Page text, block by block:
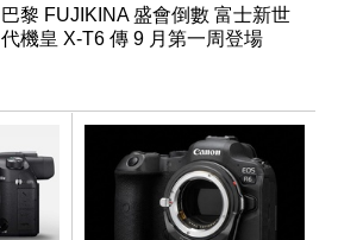
巴黎 FUJIKINA 盛會倒數 富士新世
代機皇 X-T6 傳 9 月第一周登場